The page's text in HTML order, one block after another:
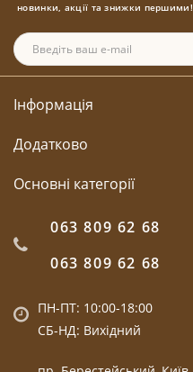
новинки, акції та знижки першими!
Інформація
Додатково
Основні категорії
063 809 62 68
063 809 62 68
ПН-ПТ: 10:00-18:00
СБ-НД: Вихідний